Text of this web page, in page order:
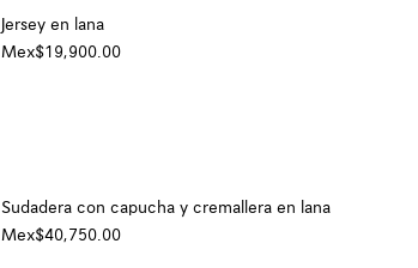
Jersey en lana
Mex$19,900.00
Sudadera con capucha y cremallera en lana
Mex$40,750.00